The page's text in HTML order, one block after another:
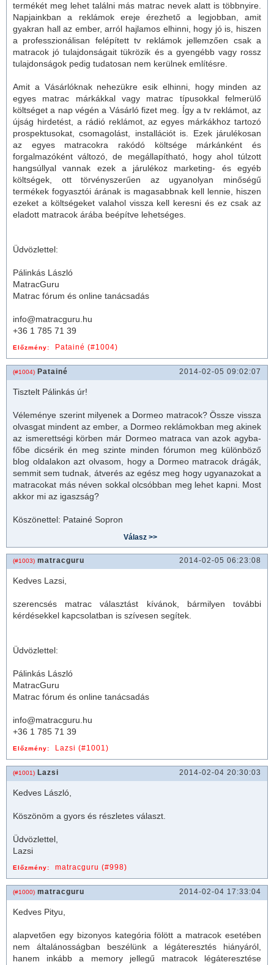
termékét meg lehet találni más matrac nevek alatt is többnyire.
Napjainkban a reklámok ereje érezhető a legjobban, amit
gyakran hall az ember, arról hajlamos elhinni, hogy jó is, hiszen
a professzionálisan felépített tv reklámok jellemzően csak a
matracok jó tulajdonságait tükrözik és a gyengébb vagy rossz
tulajdonságok pedig tudatosan nem kerülnek említésre.
Amit a Vásárlóknak nehezükre esik elhinni, hogy minden az
egyes matrac márkákkal vagy matrac típusokkal felmerülő
költséget a nap végén a Vásárló fizet meg. Így a tv reklámot, az
újság hirdetést, a rádió reklámot, az egyes márkákhoz tartozó
prospektusokat, csomagolást, installációt is. Ezek járulékosan
az egyes matracokra rakódó költsége márkánként és
forgalmazóként változó, de megállapítható, hogy ahol túlzott
hangsúllyal vannak ezek a járulékoz marketing- és egyéb
költségek, ott törvényszerűen az ugyanolyan minőségű
termékek fogyasztói árának is magasabbnak kell lennie, hiszen
ezeket a költségeket valahol vissza kell keresni és ez csak az
eladott matracok árába beépítve lehetséges.
Üdvözlettel:
Pálinkás László
MatracGuru
Matrac fórum és online tanácsadás
info@matracguru.hu
+36 1 785 71 39
Előzmény: Patainé (#1004)
(#1004) Patainé 2014-02-05 09:02:07
Tisztelt Pálinkás úr!
Véleménye szerint milyenek a Dormeo matracok? Össze vissza
olvasgat mindent az ember, a Dormeo reklámokban meg akinek
az ismerettségi körben már Dormeo matraca van azok agyba-
főbe dicsérik én meg szinte minden fórumon meg különböző
blog oldalakon azt olvasom, hogy a Dormeo matracok drágák,
semmit sem tudnak, átverés az egész meg hogy ugyanazokat a
matracokat más néven sokkal olcsóbban meg lehet kapni. Most
akkor mi az igaszság?
Köszönettel: Patainé Sopron
(#1003) matracguru 2014-02-05 06:23:08
Kedves Lazsi,
szerencsés matrac választást kívánok, bármilyen további
kérdésekkel kapcsolatban is szívesen segítek.
Üdvözlettel:
Pálinkás László
MatracGuru
Matrac fórum és online tanácsadás
info@matracguru.hu
+36 1 785 71 39
Előzmény: Lazsi (#1001)
(#1001) Lazsi 2014-02-04 20:30:03
Kedves László,
Köszönöm a gyors és részletes választ.
Üdvözlettel,
Lazsi
Előzmény: matracguru (#998)
(#1000) matracguru 2014-02-04 17:33:04
Kedves Pityu,
alapvetően egy bizonyos kategória fölött a matracok esetében
nem általánosságban beszélünk a légáteresztés hiányáról,
hanem inkább a memory jellegű matracok légáteresztése